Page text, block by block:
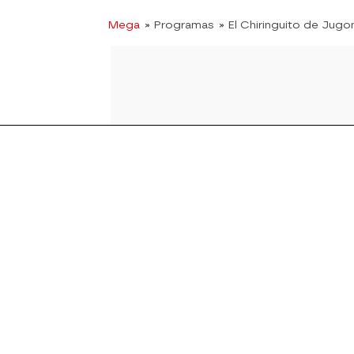
Mega » Programas » El Chiringuito de